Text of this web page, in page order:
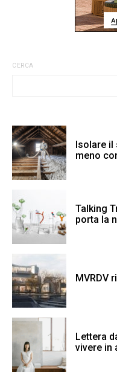
CERCA
Isolare il
meno
Talking
porta la
MVRDV
Lettera
vivere in